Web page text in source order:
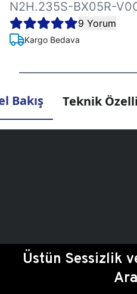
N2H.235S-BX05R-
9 Yorum
Kargo Bedava
Bakış Teknik
Üstün Sessizlik